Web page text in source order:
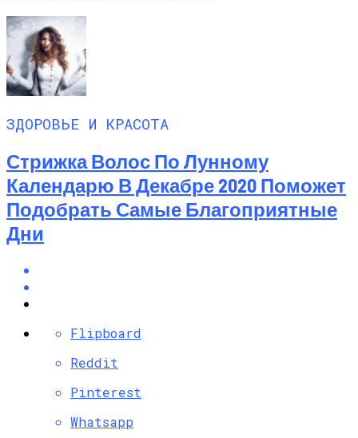
ЗДОРОВЬЕ И КРАСОТА
Стрижка Волос По Лунному
Календарю В Декабре 2020 Поможет
Подобрать Самые Благоприятные
Дни
Flipboard
Reddit
Pinterest
Whatsapp